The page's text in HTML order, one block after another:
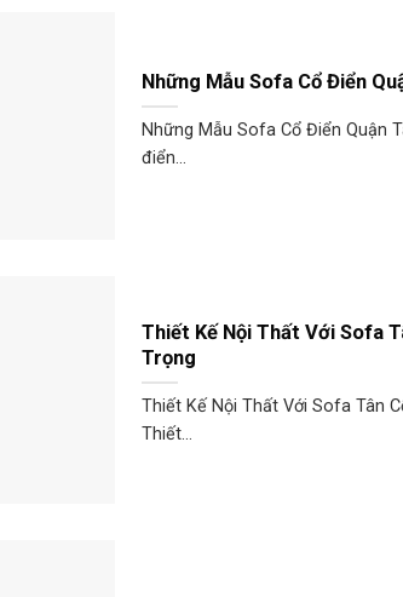
Những Mẫu Sofa Cổ Điển
Những Mẫu Sofa Cổ Điển Quận
điển...
Thiết Kế Nội Thất Với Sofa
Trọng
Thiết Kế Nội Thất Với Sofa Tân
Thiết...